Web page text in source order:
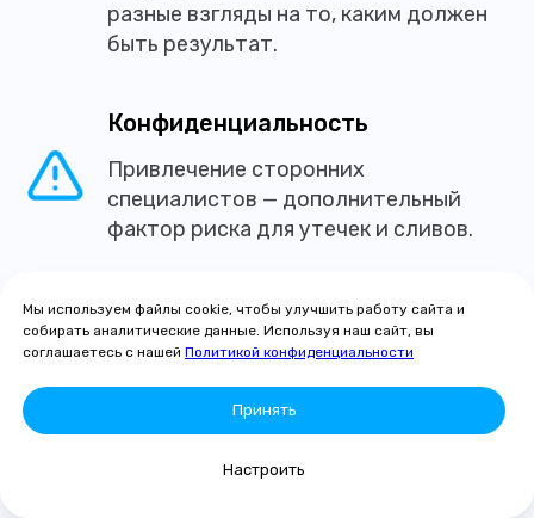
разные взгляды на то, каким должен
быть результат.
Конфиденциальность
Привлечение сторонних
специалистов — дополнительный
фактор риска для утечек и сливов.
Непредвиденные расходы
Стоимость аутсорсинга может
сильно вырасти в зависимости
от количества работ. Это связано
Не получится точно планировать
Мы используем файлы cookie, чтобы улучшить работу сайта и
собирать аналитические данные. Используя наш сайт, вы
соглашаетесь с нашей Политикой конфиденциальности
Принять
Настроить